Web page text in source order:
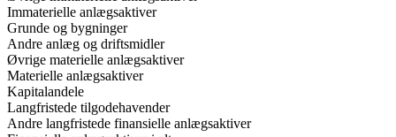
Immaterielle anlægsaktiver
Grunde og bygninger
Andre anlæg og driftsmidler
Øvrige materielle anlægsaktiver
Materielle anlægsaktiver
Kapitalandele
Langfristede tilgodehavender
Andre langfristede finansielle anlægsaktiver